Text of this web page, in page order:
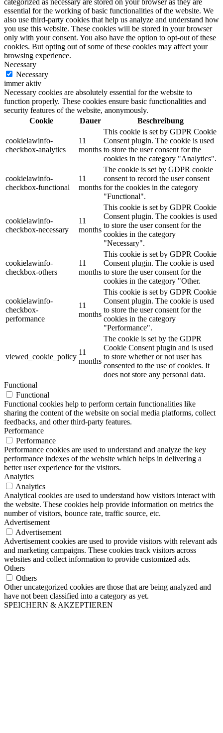
essential for the working of basic functionalities of the website. We
also use third-party cookies that help us analyze and understand how
you use this website. These cookies will be stored in your browser
only with your consent. You also have the option to opt-out of these
cookies. But opting out of some of these cookies may affect your
browsing experience.
Necessary
Necessary
immer aktiv
Necessary cookies are absolutely essential for the website to
function properly. These cookies ensure basic functionalities and
security features of the website, anonymously.
Cookie
Dauer Beschreibung
cookielawinfo-
checkbox-analytics
11
months
This cookie is set by GDPR Cookie
Consent plugin. The cookie is used
to store the user consent for the
cookies in the category "Analytics".
cookielawinfo-
checkbox-functional
11
months
The cookie is set by GDPR cookie
consent to record the user consent
for the cookies in the category
"Functional".
cookielawinfo-
checkbox-necessary
11
months
This cookie is set by GDPR Cookie
Consent plugin. The cookies is used
to store the user consent for the
cookies in the category
"Necessary".
cookielawinfo-
checkbox-others
11
months
This cookie is set by GDPR Cookie
Consent plugin. The cookie is used
to store the user consent for the
cookies in the category "Other.
cookielawinfo-
checkbox-
performance
11
months
This cookie is set by GDPR Cookie
Consent plugin. The cookie is used
to store the user consent for the
cookies in the category
"Performance".
viewed_cookie_policy
11
months
The cookie is set by the GDPR
Cookie Consent plugin and is used
to store whether or not user has
consented to the use of cookies. It
does not store any personal data.
Functional
Functional
Functional cookies help to perform certain functionalities like
sharing the content of the website on social media platforms, collect
feedbacks, and other third-party features.
Performance
Performance
Performance cookies are used to understand and analyze the key
performance indexes of the website which helps in delivering a
better user experience for the visitors.
Analytics
Analytics
Analytical cookies are used to understand how visitors interact with
the website. These cookies help provide information on metrics the
number of visitors, bounce rate, traffic source, etc.
Advertisement
Advertisement
Advertisement cookies are used to provide visitors with relevant ads
and marketing campaigns. These cookies track visitors across
websites and collect information to provide customized ads.
Others
Others
Other uncategorized cookies are those that are being analyzed and
have not been classified into a category as yet.
SPEICHERN & AKZEPTIEREN